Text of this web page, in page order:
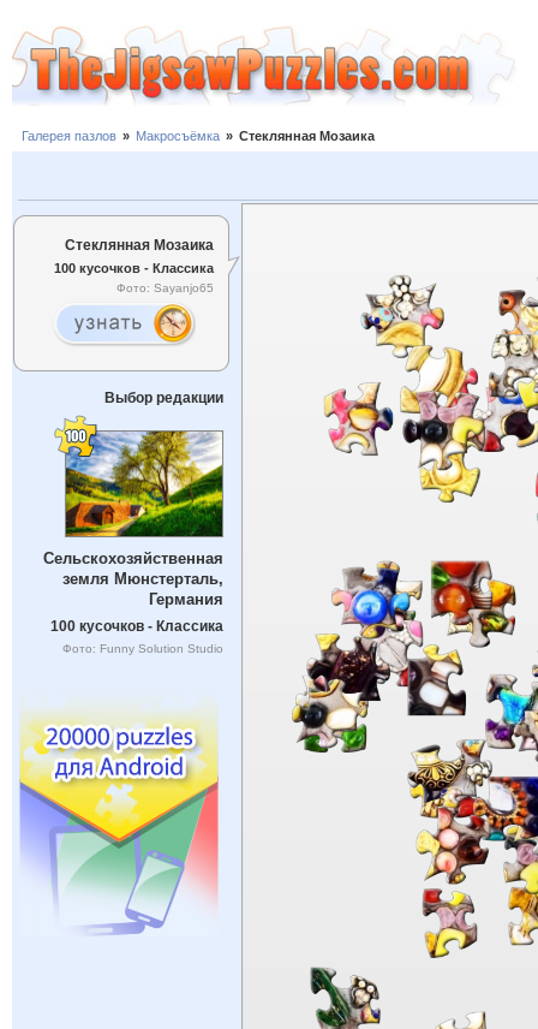
Галерея пазлов » Макросъёмка » Стеклянная Мозаика
Стеклянная Мозаика
100 кусочков - Классика
Фото: Sayanjo65
Выбор редакции
Сельскохозяйственная
земля Мюнстерталь,
Германия
100 кусочков - Классика
Фото: Funny Solution Studio